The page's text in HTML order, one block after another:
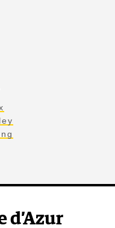
d’Azur